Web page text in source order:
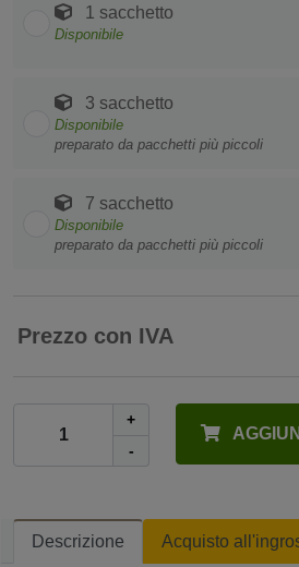
1 sacchetto
Disponibile
3 sacchetto
Disponibile
preparato da pacchetti più piccoli
7 sacchetto
Disponibile
preparato da pacchetti più piccoli
Prezzo con IVA
+
-
Descrizione Acquisto